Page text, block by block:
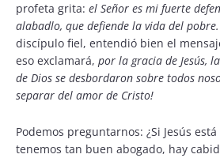
profeta grita: el Señor es mi fuerte
alabadlo, que defiende la vida del pobre.
discípulo fiel, entendió bien el
eso exclamará, por la gracia de Jesús,
de Dios se desbordaron sobre todos
separar del amor de Cristo!
Podemos preguntarnos: ¿Si Jesús
tenemos tan buen abogado, hay